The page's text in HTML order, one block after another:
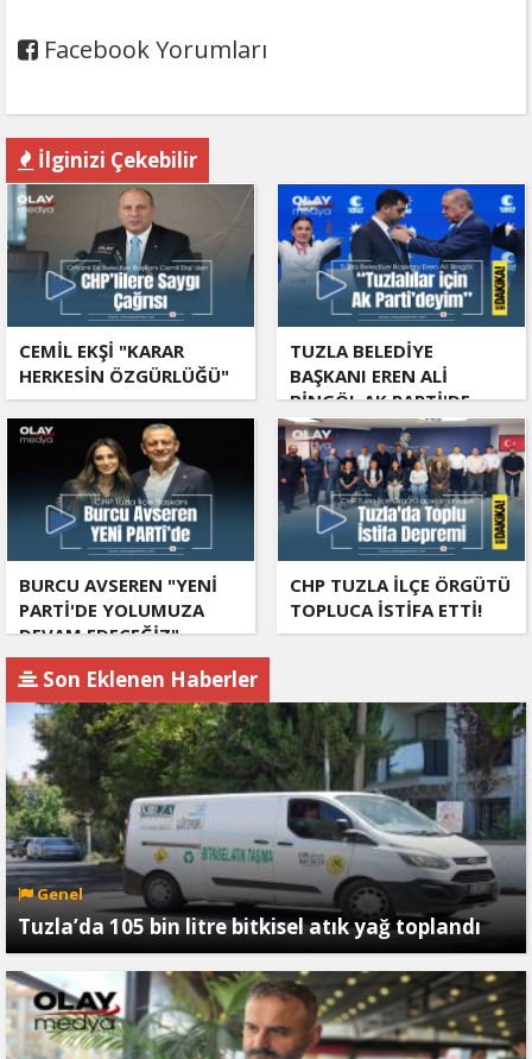
Facebook Yorumları
İlginizi Çekebilir
CEMİL EKŞİ "KARAR
HERKESİN ÖZGÜRLÜĞÜ"
TUZLA BELEDİYE
BAŞKANI EREN ALİ
BİNGÖL AK PARTİ'DE
BURCU AVSEREN "YENİ
PARTİ'DE YOLUMUZA
DEVAM EDECEĞİZ"
CHP TUZLA İLÇE ÖRGÜTÜ
TOPLUCA İSTİFA ETTİ!
Son Eklenen Haberler
Genel
Tuzla’da 105 bin litre bitkisel atık yağ toplandı